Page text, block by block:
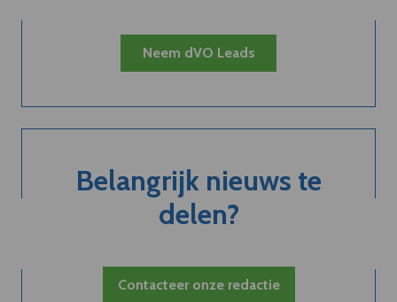
Neem dVO Leads
Belangrijk nieuws te
delen?
Contacteer onze redactie